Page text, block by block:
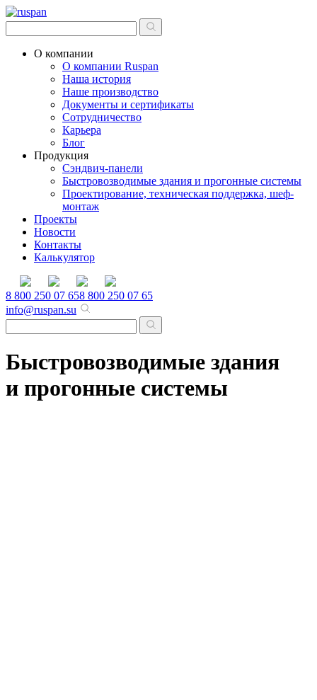
О компании
О компании Ruspan
Наша история
Наше производство
Документы и сертификаты
Сотрудничество
Карьера
Блог
Продукция
Сэндвич-панели
Быстровозводимые здания и прогонные системы
Проектирование, техническая поддержка, шеф-
монтаж
Проекты
Новости
Контакты
Калькулятор
8 800 250 07 658 800 250 07 65
info@ruspan.su
Быстровозводимые здания
и прогонные системы